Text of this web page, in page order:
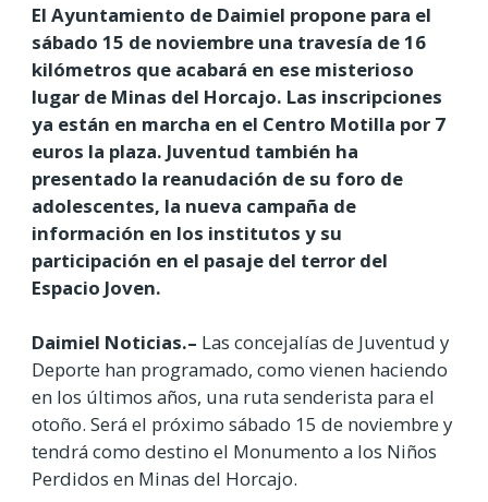
El Ayuntamiento de Daimiel propone para el
sábado 15 de noviembre una travesía de 16
kilómetros que acabará en ese misterioso
lugar de Minas del Horcajo. Las inscripciones
ya están en marcha en el Centro Motilla por 7
euros la plaza. Juventud también ha
presentado la reanudación de su foro de
adolescentes, la nueva campaña de
información en los institutos y su
participación en el pasaje del terror del
Espacio Joven.
Daimiel Noticias.– Las concejalías de Juventud y
Deporte han programado, como vienen haciendo
en los últimos años, una ruta senderista para el
otoño. Será el próximo sábado 15 de noviembre y
tendrá como destino el Monumento a los Niños
Perdidos en Minas del Horcajo.